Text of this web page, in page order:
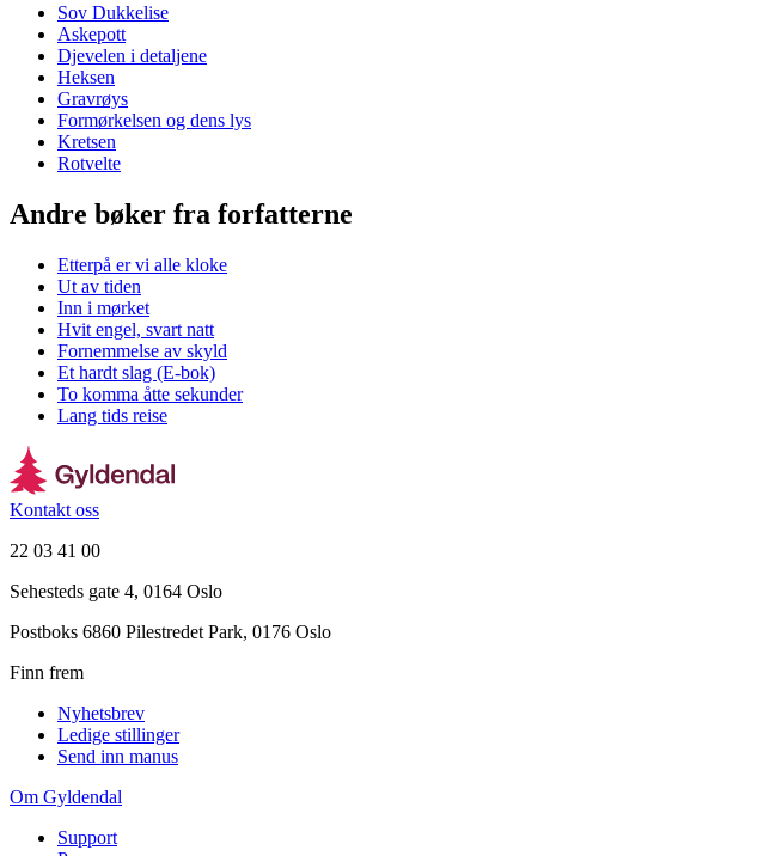
Sov Dukkelise
Askepott
Djevelen i detaljene
Heksen
Gravrøys
Formørkelsen og dens lys
Kretsen
Rotvelte
Andre bøker fra forfatterne
Etterpå er vi alle kloke
Ut av tiden
Inn i mørket
Hvit engel, svart natt
Fornemmelse av skyld
Et hardt slag (E-bok)
To komma åtte sekunder
Lang tids reise
Kontakt oss
22 03 41 00
Sehesteds gate 4, 0164 Oslo
Postboks 6860 Pilestredet Park, 0176 Oslo
Finn frem
Nyhetsbrev
Ledige stillinger
Send inn manus
Om Gyldendal
Support